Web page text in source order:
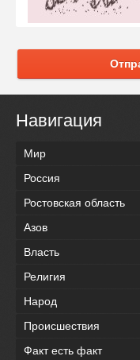
Навигация
Мир
Россия
Ростовская область
Азов
Власть
Религия
Народ
Происшествия
Факт есть факт